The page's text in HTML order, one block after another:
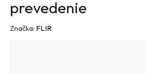
prevedenie
Značka: FLIR